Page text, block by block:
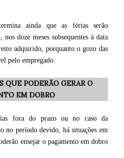
ainda que as férias serão
doze meses subsequentes à data
adquirido, porquanto o gozo das
pelo empregado.
QUE PODERÃO GERAR O
EM DOBRO
fora do prazo ou no caso da
no período devido, há situações em
ensejar o pagamento em dobro